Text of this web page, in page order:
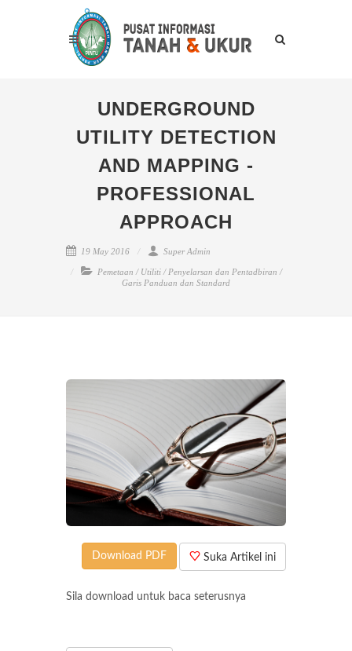
UNDERGROUND
UTILITY DETECTION
AND MAPPING -
PROFESSIONAL
APPROACH
19 May 2016 Super Admin
Pemetaan / Utiliti/ Penyelarsan dan Pentadbiran /
Garis Panduan dan Standard
Suka Artikel ini
Download PDF
Sila download untuk baca seterusnya